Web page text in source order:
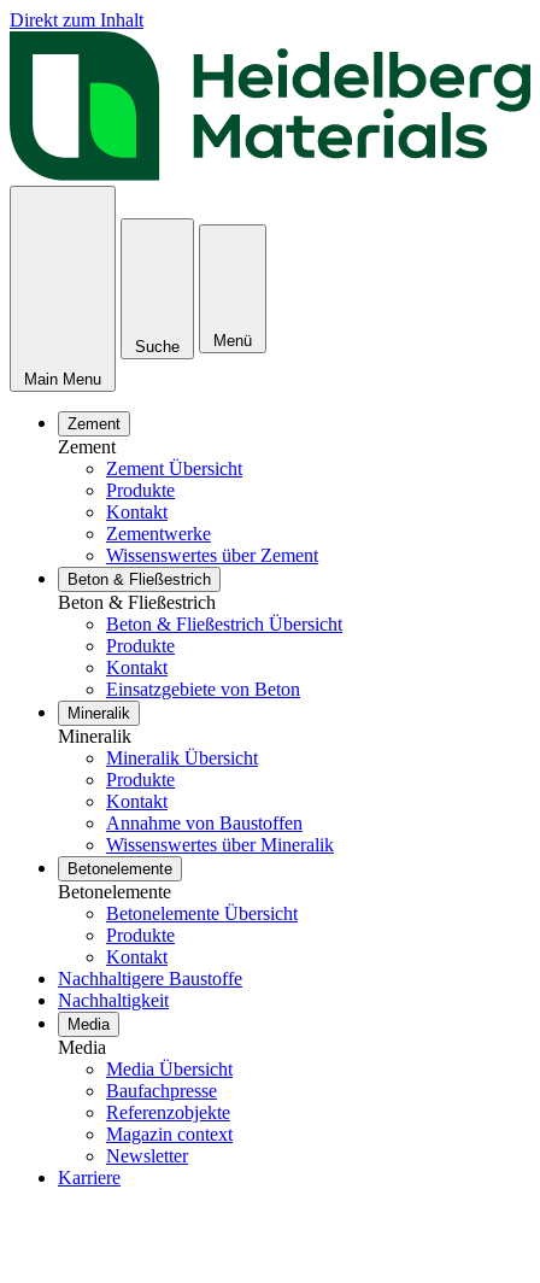
Direkt zum Inhalt
Main Menu
Suche Menü
Zement
Zement
Zement Übersicht
Produkte
Kontakt
Zementwerke
Wissenswertes über Zement
Beton & Fließestrich
Beton & Fließestrich
Beton & Fließestrich Übersicht
Produkte
Kontakt
Einsatzgebiete von Beton
Mineralik
Mineralik
Mineralik Übersicht
Produkte
Kontakt
Annahme von Baustoffen
Wissenswertes über Mineralik
Betonelemente
Betonelemente
Betonelemente Übersicht
Produkte
Kontakt
Nachhaltigere Baustoffe
Nachhaltigkeit
Media
Media
Media Übersicht
Baufachpresse
Referenzobjekte
Magazin context
Newsletter
Karriere